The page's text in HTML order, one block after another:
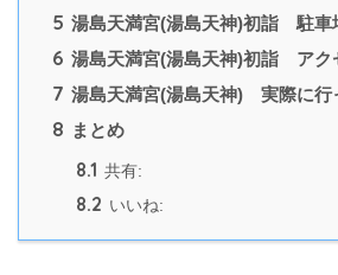
5 湯島天満宮(湯島天神)初詣 駐車
6 湯島天満宮(湯島天神)初詣 アク
7 湯島天満宮(湯島天神) 実際に行
8 まとめ
8.1 共有:
8.2 いいね: